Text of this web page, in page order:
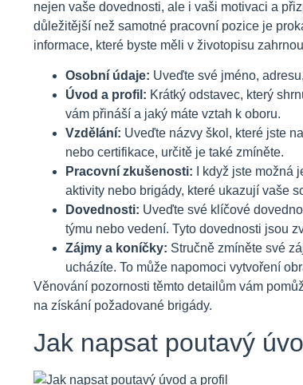
nejen vaše dovednosti, ale i vaši motivaci a
důležitější než samotné pracovní pozice je
informace, které byste měli v životopisu
Osobní údaje: Uveďte své jméno,
Úvod a profil: Krátký odstavec, který
vám přináší a jaký máte vztah k oboru.
Vzdělání: Uveďte názvy škol, které jste
nebo certifikace, určitě je také zmíněte.
Pracovní zkušenosti: I když jste možná
aktivity nebo brigády, které ukazují vaše
Dovednosti: Uveďte své klíčové
týmu nebo vedení. Tyto dovednosti jsou
Zájmy a koníčky: Stručně zmíněte své
ucházíte. To může napomoci vytvoření
Věnování pozornosti těmto detailům vám
na získání požadované brigády.
Jak napsat poutavý